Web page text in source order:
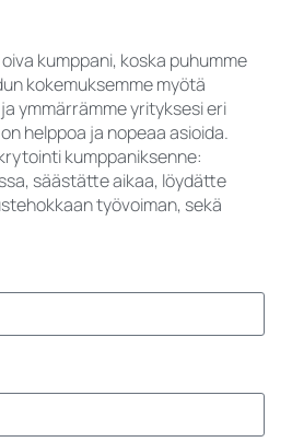
kumppani, koska puhumme
kokemuksemme myötä
ymmärrämme yrityksesi eri
helppoa ja nopeaa asioida.
kumppaniksenne:
säästätte aikaa, löydätte
työvoiman, sekä